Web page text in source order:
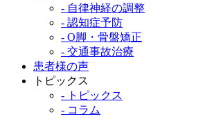
- 自律神経の調整
- 認知症予防
- O脚・骨盤矯正
- 交通事故治療
患者様の声
トピックス
- トピックス
- コラム